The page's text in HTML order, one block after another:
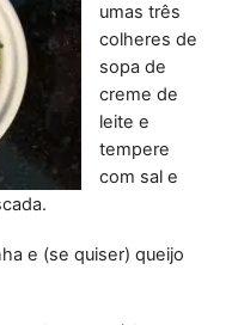
umas três
colheres de
sopa de
creme de
leite e
tempere
com sal e
e (se quiser) queijo